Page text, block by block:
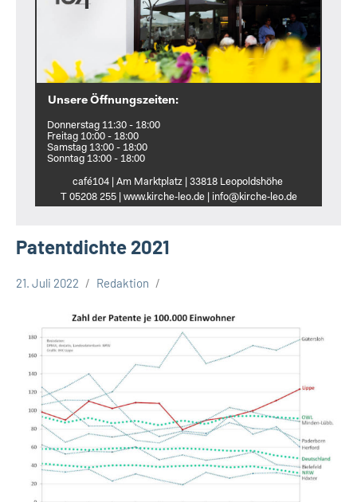
Unsere Öffnungszeiten:
Donnerstag 11:30 - 18:00
Freitag 10:00 - 18:00
Samstag 13:00 - 18:00
Sonntag 13:00 - 18:00
café104 | Am Marktplatz | 33818 Leopoldshöhe
T 05208 255 | www.kirche‑leo.de | info@kirche‑leo.de
Patentdichte 2021
Lippische
Gesellschaft
Lippische
Wirtschaft
21. Juli 2022 Redaktion